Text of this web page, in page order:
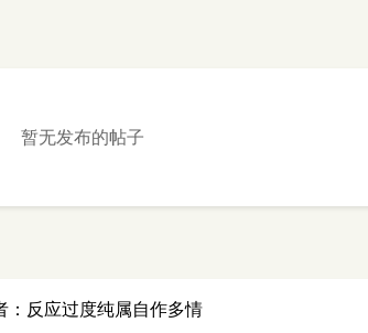
暂无发布的帖子
：反应过度纯属自作多情